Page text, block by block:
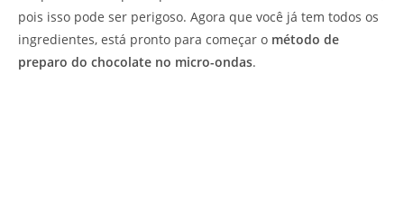
pois isso pode ser perigoso. Agora que você já tem todos os
ingredientes, está pronto para começar o método de
preparo do chocolate no micro-ondas.